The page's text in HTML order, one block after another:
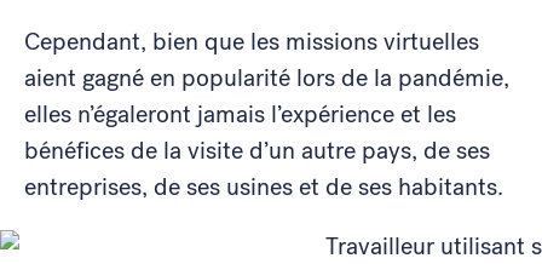
Cependant, bien que les missions virtuelles
aient gagné en popularité lors de la pandémie,
elles n’égaleront jamais l’expérience et les
bénéfices de la visite d’un autre pays, de ses
entreprises, de ses usines et de ses habitants.